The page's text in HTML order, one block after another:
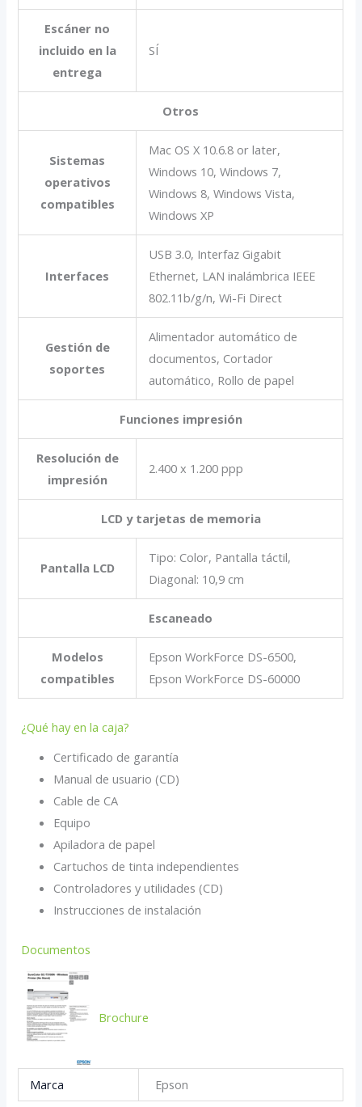
Escáner no
incluido en la
entrega
SÍ
Otros
Sistemas
operativos
compatibles
Mac OS X 10.6.8 or later,
Windows 10, Windows 7,
Windows 8, Windows Vista,
Windows XP
Interfaces
USB 3.0, Interfaz Gigabit
Ethernet, LAN inalámbrica IEEE
802.11b/g/n, Wi-Fi Direct
Gestión de
soportes
Alimentador automático de
documentos, Cortador
automático, Rollo de papel
Funciones impresión
Resolución de
impresión
2.400 x 1.200 ppp
LCD y tarjetas de memoria
Pantalla LCD
Tipo: Color, Pantalla táctil,
Diagonal: 10,9 cm
Escaneado
Modelos
compatibles
Epson WorkForce DS-6500,
Epson WorkForce DS-60000
¿Qué hay en la caja?
Certificado de garantía
Manual de usuario (CD)
Cable de CA
Equipo
Apiladora de papel
Cartuchos de tinta independientes
Controladores y utilidades (CD)
Instrucciones de instalación
Documentos
Brochure
Marca Epson